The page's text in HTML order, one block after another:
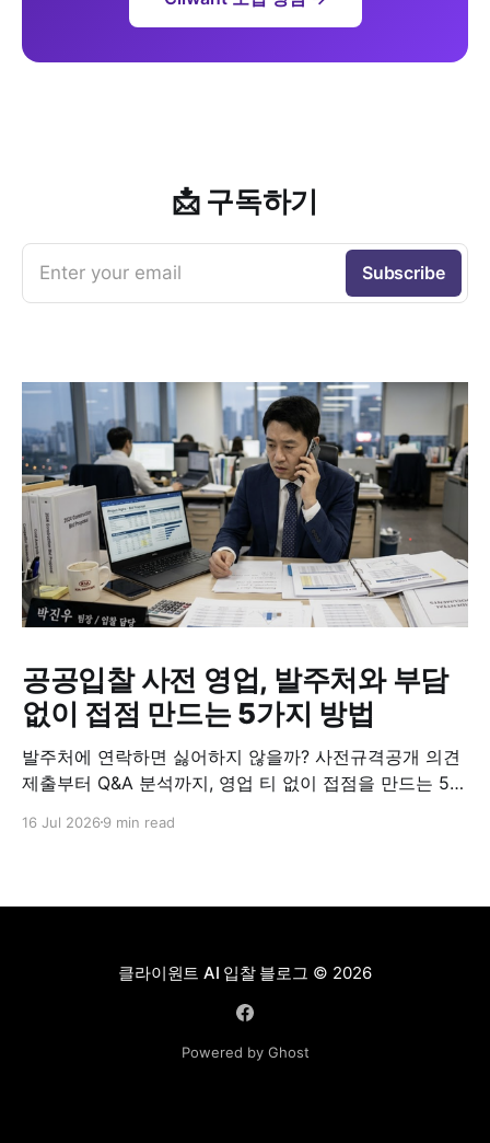
📩 구독하기
Enter your email Subscribe
공공입찰 사전 영업, 발주처와 부담
없이 접점 만드는 5가지 방법
발주처에 연락하면 싫어하지 않을까? 사전규격공개 의견
제출부터 Q&A 분석까지, 영업 티 없이 접점을 만드는 5가
16 Jul 2026 9 min read
클라이원트 AI 입찰 블로그 © 2026
Powered by Ghost